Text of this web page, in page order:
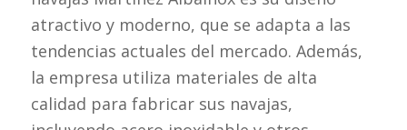
atractivo y moderno, que se adapta a las
tendencias actuales del mercado. Además,
la empresa utiliza materiales de alta
calidad para fabricar sus navajas,